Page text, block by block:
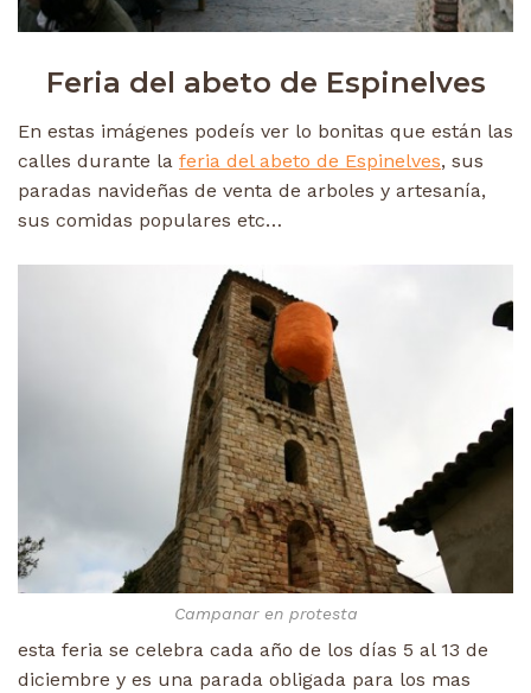
Feria del abeto de Espinelves
En estas imágenes podeís ver lo bonitas que están las
calles durante la feria del abeto de Espinelves, sus
paradas navideñas de venta de arboles y artesanía,
sus comidas populares etc…
Campanar en protesta
esta feria se celebra cada año de los días 5 al 13 de
diciembre y es una parada obligada para los mas